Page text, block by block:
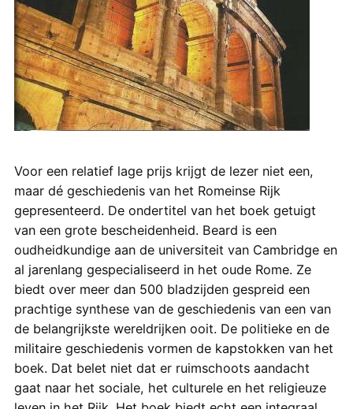
Voor een relatief lage prijs krijgt de lezer niet een,
maar dé geschiedenis van het Romeinse Rijk
gepresenteerd. De ondertitel van het boek getuigt
van een grote bescheidenheid. Beard is een
oudheidkundige aan de universiteit van Cambridge en
al jarenlang gespecialiseerd in het oude Rome. Ze
biedt over meer dan 500 bladzijden gespreid een
prachtige synthese van de geschiedenis van een van
de belangrijkste wereldrijken ooit. De politieke en de
militaire geschiedenis vormen de kapstokken van het
boek. Dat belet niet dat er ruimschoots aandacht
gaat naar het sociale, het culturele en het religieuze